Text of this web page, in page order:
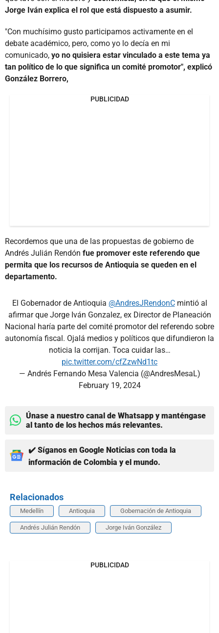
Jorge Iván explica el rol que está dispuesto a asumir.
"Con muchísimo gusto participamos activamente en el
debate académico, pero, como yo lo decía en mi
comunicado, yo no quisiera estar vinculado a este tema ya
tan político de lo que significa un comité promotor", explicó
González Borrero,
PUBLICIDAD
Recordemos que una de las propuestas de gobierno de
Andrés Julián Rendón fue promover este referendo que
permita que los recursos de Antioquia se queden en el
departamento.
El Gobernador de Antioquia @AndresJRendonCmintió al
afirmar que Jorge Iván Gonzalez, ex Director de Planeación
Nacional haría parte del comité promotor del referendo sobre
autonomía fiscal. Ojalá medios y políticos que difundieron la
noticia la corrijan. Toca cuidar las…
pic.twitter.com/cfZzwNd1tc
— Andrés Fernando Mesa Valencia (@AndresMesaL)
February 19, 2024
Únase a nuestro canal de Whatsapp y manténgase
al tanto de los hechos más relevantes.
✔️ Síganos en Google Noticias con toda la
información de Colombia y el mundo.
Relacionados
Medellín Antioquia Gobernación de Antioquia
Andrés Julián Rendón Jorge Iván González
PUBLICIDAD